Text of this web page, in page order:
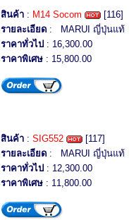
สินค้า : M14 Socom
[116]
รายละเอียด : MARUI ญี่ปุ่นแท้
ราคาทั่วไป : 16,300.00
ราคาพิเศษ : 15,800.00
สินค้า : SIG552
[117]
รายละเอียด : MARUI ญี่ปุ่นแท้
ราคาทั่วไป : 12,300.00
ราคาพิเศษ : 11,800.00